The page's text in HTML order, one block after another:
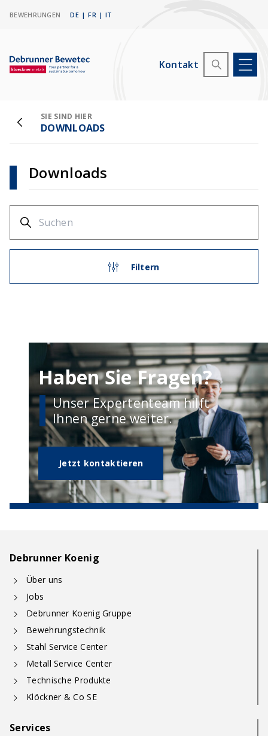
BEWEHRUNGEN IT
|
FR
|
DE
Kontakt
SIE SIND HIER
DOWNLOADS
Downloads
Filtern
Haben Sie Fragen?
Unser Expertenteam hilft
Ihnen gerne weiter.
Jetzt kontaktieren
Debrunner Koenig
Über uns
Jobs
Debrunner Koenig Gruppe
Bewehrungstechnik
Stahl Service Center
Metall Service Center
Technische Produkte
Klöckner & Co SE
Services